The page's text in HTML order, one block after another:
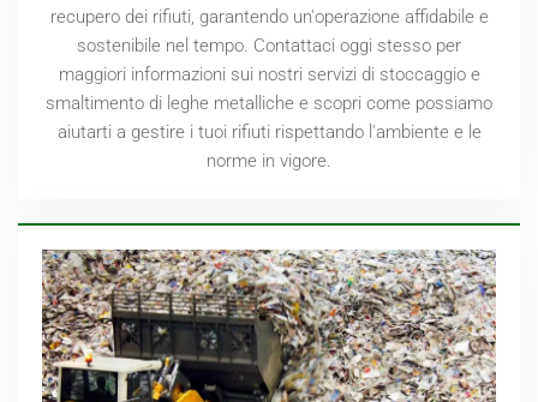
recupero dei rifiuti, garantendo un'operazione affidabile e
sostenibile nel tempo. Contattaci oggi stesso per
maggiori informazioni sui nostri servizi di stoccaggio e
smaltimento di leghe metalliche e scopri come possiamo
aiutarti a gestire i tuoi rifiuti rispettando l'ambiente e le
norme in vigore.